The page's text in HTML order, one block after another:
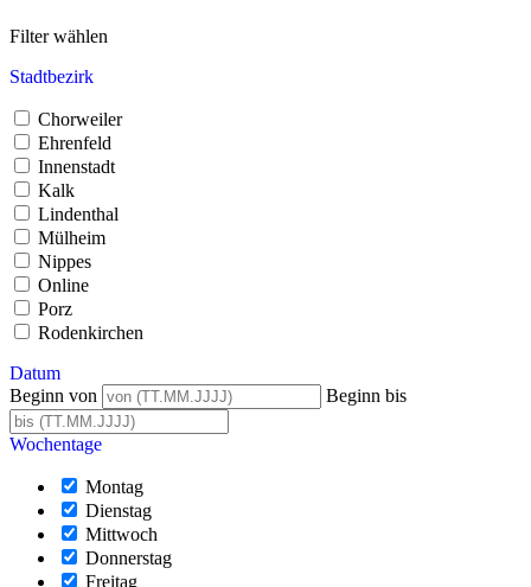
Filter wählen
Stadtbezirk
Chorweiler
Ehrenfeld
Innenstadt
Kalk
Lindenthal
Mülheim
Nippes
Online
Porz
Rodenkirchen
Datum
Beginn von
Beginn bis
Wochentage
Montag
Dienstag
Mittwoch
Donnerstag
Freitag